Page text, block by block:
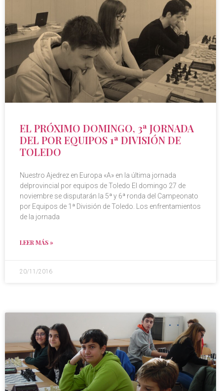
EL PRÓXIMO DOMINGO, 3ª JORNADA
DEL POR EQUIPOS 1ª DIVISIÓN DE
TOLEDO
Nuestro Ajedrez en Europa «A» en la última jornada
delprovincial por equipos de Toledo El domingo 27 de
noviembre se disputarán la 5ª y 6ª ronda del Campeonato
por Equipos de 1ª División de Toledo. Los enfrentamientos
de la jornada
LEER MÁS »
20/11/2016